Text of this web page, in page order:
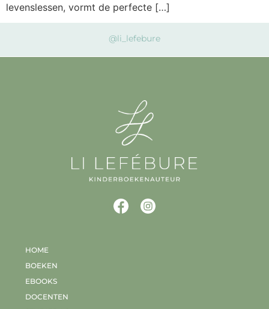
levenslessen, vormt de perfecte […]
@li_lefebure
HOME
BOEKEN
EBOOKS
DOCENTEN